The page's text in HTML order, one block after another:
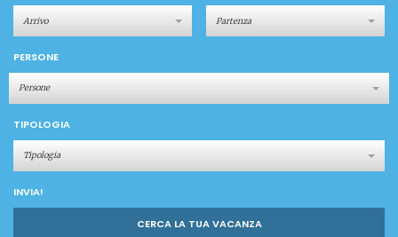
PERSONE
Persone
TIPOLOGIA
Tipologia
INVIA!
CERCA LA TUA VACANZA